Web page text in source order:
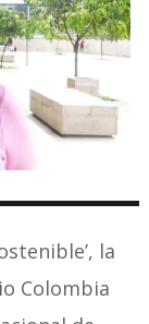
la
Colombia